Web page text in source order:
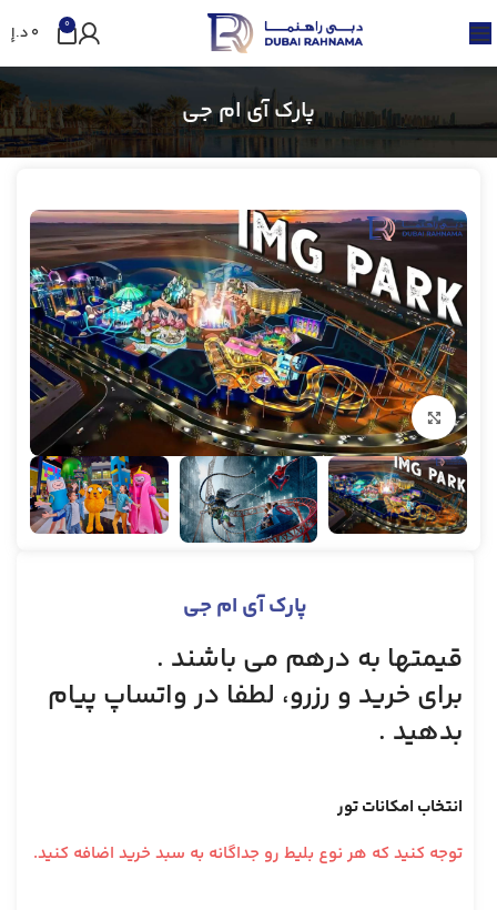
0
0 د.إ
پارک آی ام جی
بزرگنمایی تصویر
پارک آی ام جی
قیمتها به درهم می باشند .
برای خرید و رزرو، لطفا در واتساپ پیام
بدهید .
انتخاب امکانات تور
توجه کنید که هر نوع بلیط رو جداگانه به سبد خرید اضافه کنید.